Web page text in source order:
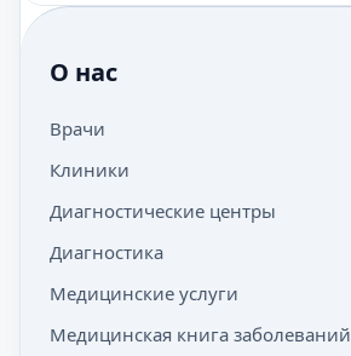
О нас
Врачи
Клиники
Диагностические центры
Диагностика
Медицинские услуги
Медицинская книга заболеваний